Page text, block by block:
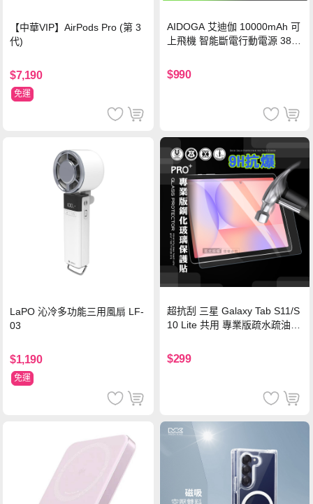
【中華VIP】AirPods Pro (第 3
代)
$7,190
免運
AIDOGA 艾迪伽 10000mAh 可
上飛機 智能斷電行動電源 38.5
灣BSMI/中國CCC/歐美CE/FCC
認證
$990
LaPO 沁冷多功能三用風扇 LF-
03
$1,190
免運
超抗刮 三星 Galaxy Tab S11/S
10 Lite 共用 專業版疏水疏油9
$299